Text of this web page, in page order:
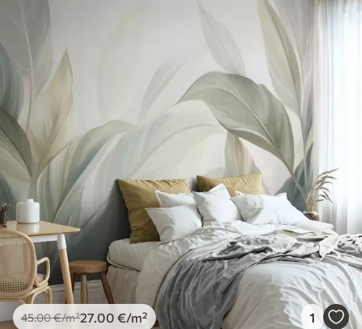
45.00€/m²27 .00 €/m² 1